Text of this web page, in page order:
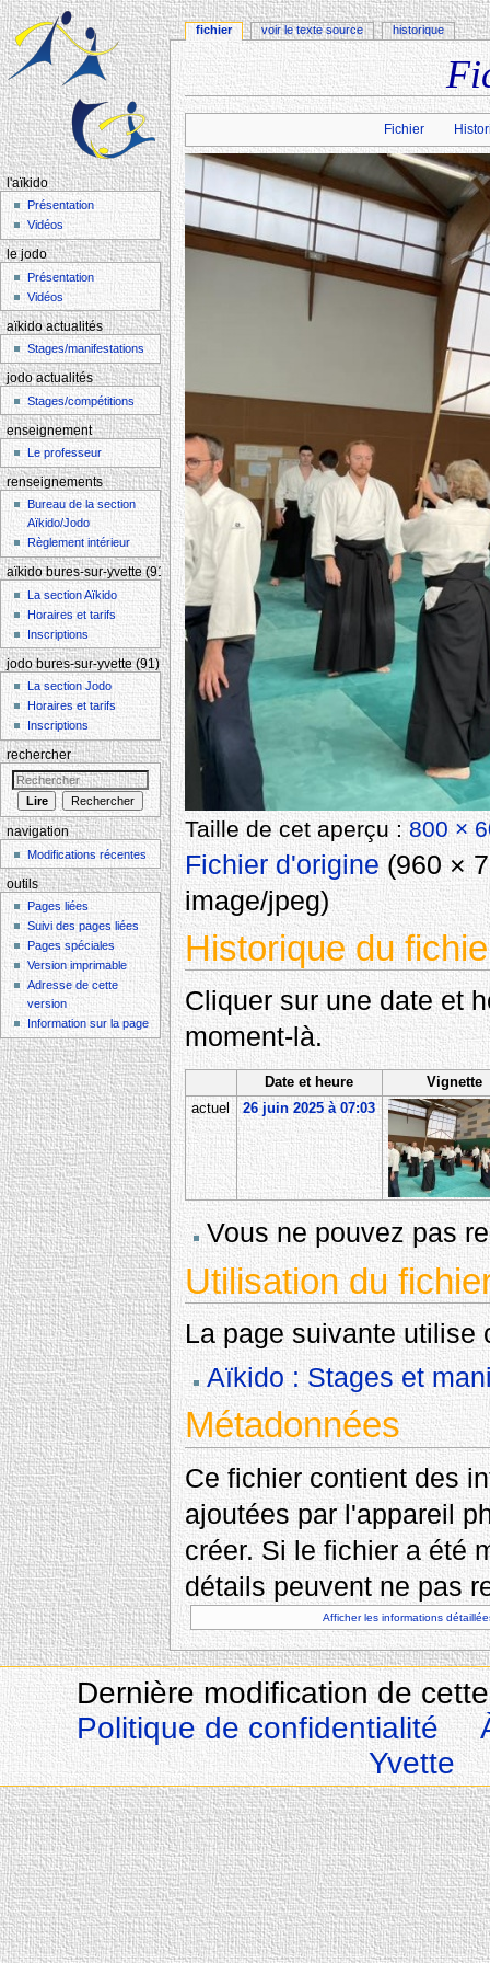
Aller à :navigation , rechercher
Fichier
Taille de cet aperçu :800 ×
Fichier d'origine‎(960 ×
image/jpeg)
Historique du
Cliquer sur une date et
moment-là.
Date et heure
Vignette
actuel
26 juin 2025 à 07:03
Vous ne pouvez pas
Utilisation du
La page suivante utilise
Aïkido : Stages et
Métadonnées
Ce fichier contient des
ajoutées par l'appareil
créer. Si le fichier a été
détails peuvent ne pas
Afficher les informations
fichier voir le texte source historique
l'aïkido
Présentation
Vidéos
le jodo
Présentation
Vidéos
aïkido actualités
Stages/manifestations
jodo actualités
Stages/compétitions
enseignement
Le professeur
renseignements
Bureau de la section
Aïkido/Jodo
Règlement intérieur
aïkido bures-sur-yvette (91)
La section Aïkido
Horaires et tarifs
Inscriptions
jodo bures-sur-yvette (91)
La section Jodo
Horaires et tarifs
Inscriptions
rechercher
navigation
Modifications récentes
outils
Pages liées
Suivi des pages liées
Pages spéciales
Version imprimable
Adresse de cette
version
Information sur la page
Dernière modification de
Politique de confidentialité
Yvette